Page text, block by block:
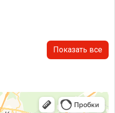
Показать все